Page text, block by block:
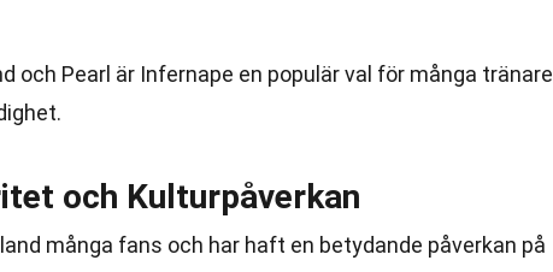
och Pearl är Infernape en populär val för många tränare
och Kulturpåverkan
många fans och har haft en betydande påverkan på